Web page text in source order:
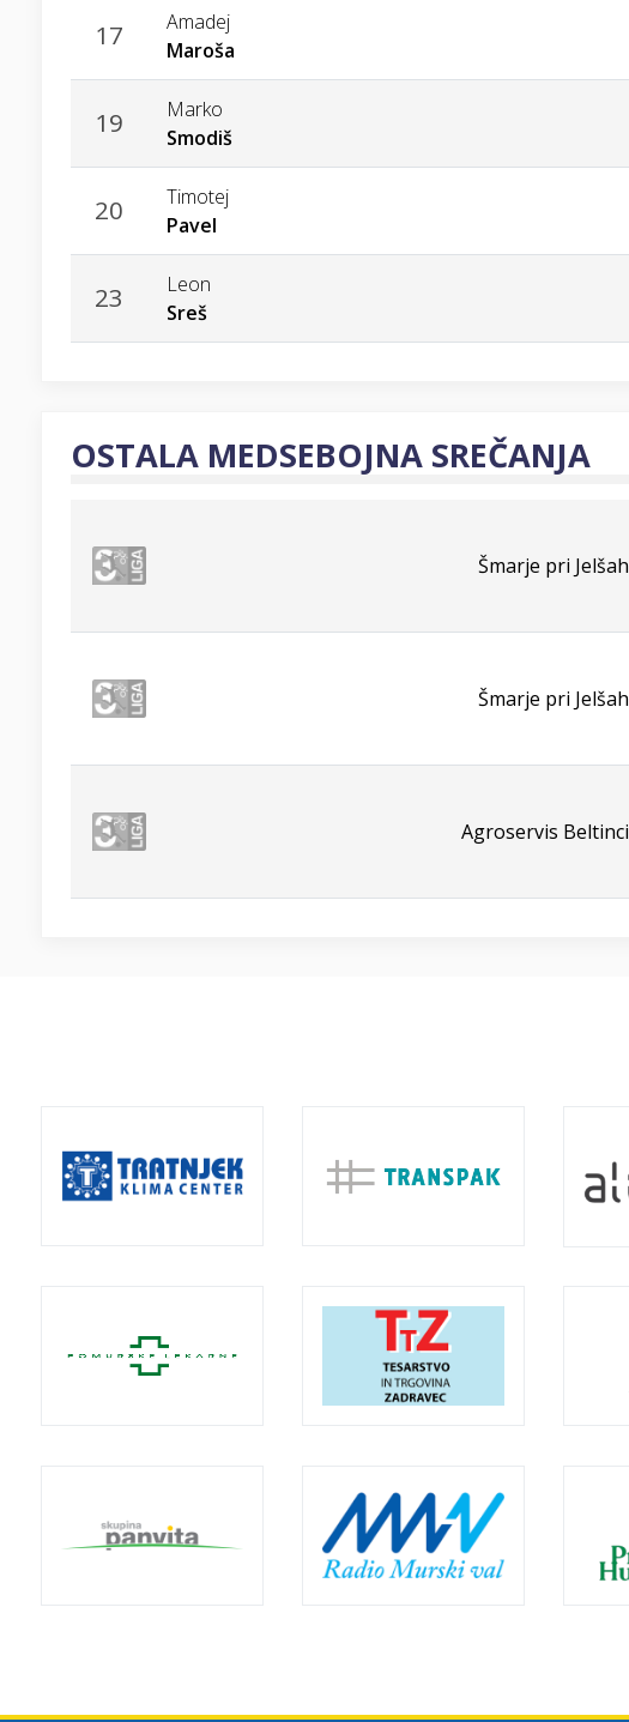
17
Amadej
Maroša
19
Marko
Smodiš
20
Timotej
Pavel
23
Leon
Sreš
OSTALA MEDSEBOJNA SREČANJA
Šmarje pri Jelšah
Šmarje pri Jelšah
Agroservis Beltinci